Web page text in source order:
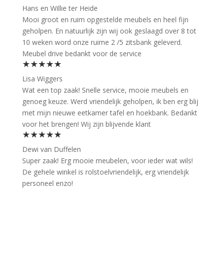
Hans en Willie ter Heide
Mooi groot en ruim opgestelde meubels en heel fijn
geholpen. En natuurlijk zijn wij ook geslaagd over 8 tot
10 weken word onze ruime 2 /5 zitsbank geleverd.
Meubel drive bedankt voor de service
★★★★★
Lisa Wiggers
Wat een top zaak! Snelle service, mooie meubels en
genoeg keuze. Werd vriendelijk geholpen, ik ben erg blij
met mijn nieuwe eetkamer tafel en hoekbank. Bedankt
voor het brengen! Wij zijn blijvende klant
★★★★★
Dewi van Duffelen
Super zaak! Erg mooie meubelen, voor ieder wat wils!
De gehele winkel is rolstoelvriendelijk, erg vriendelijk
personeel enzo!